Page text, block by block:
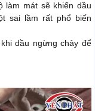
làm mát sẽ khiến dầu
sai lầm rất phổ biến
dầu ngừng chảy để